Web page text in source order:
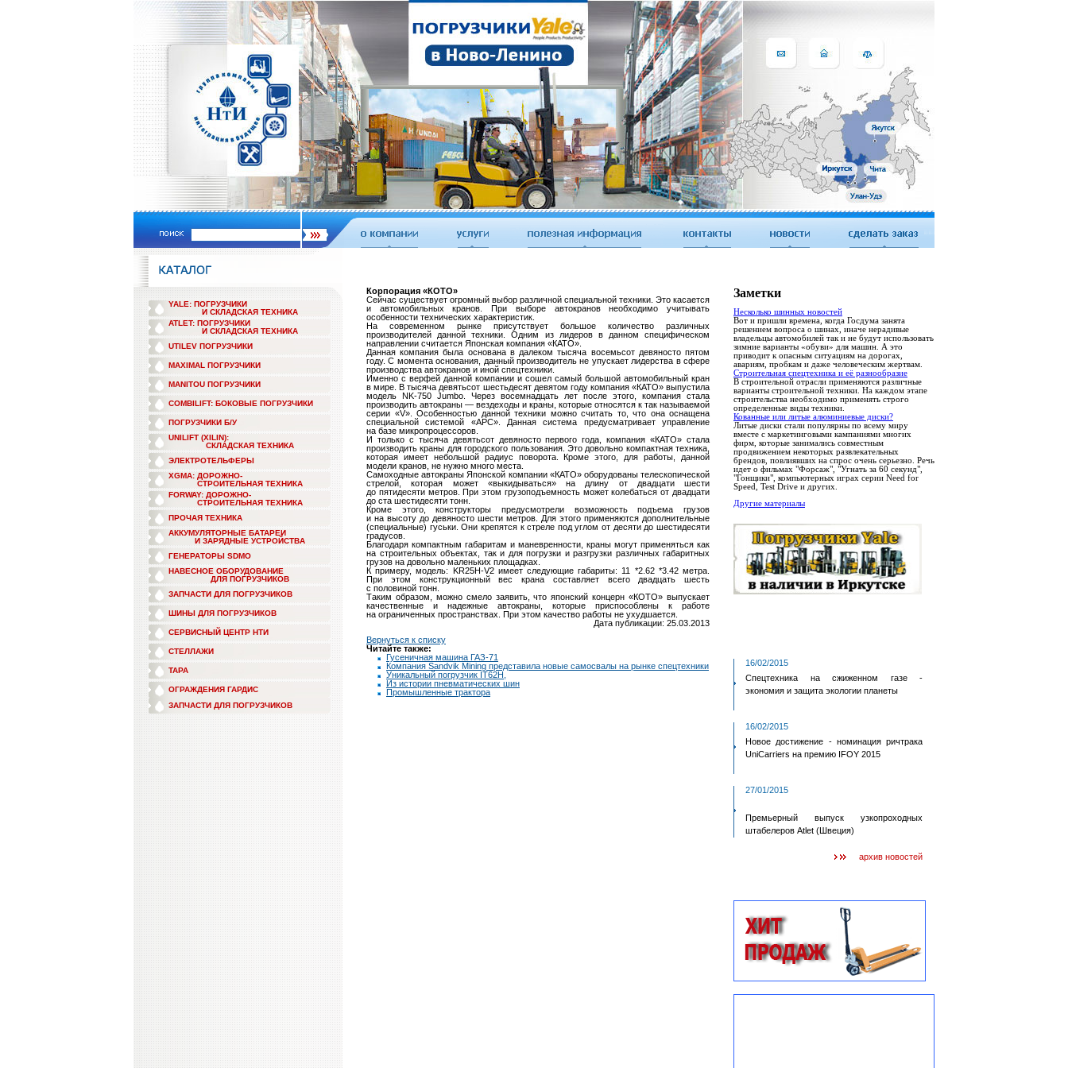
YALE: ПОГРУЗЧИКИ
И СКЛАДСКАЯ ТЕХНИКА
ATLET: ПОГРУЗЧИКИ
И СКЛАДСКАЯ ТЕХНИКА
UTILEV ПОГРУЗЧИКИ
MAXIMAL ПОГРУЗЧИКИ
MANITOU ПОГРУЗЧИКИ
COMBILIFT: БОКОВЫЕ ПОГРУЗЧИКИ
ПОГРУЗЧИКИ Б/У
UNILIFT (XILIN):
СКЛАДСКАЯ ТЕХНИКА
ЭЛЕКТРОТЕЛЬФЕРЫ
XGMA: ДОРОЖНО-
СТРОИТЕЛЬНАЯ ТЕХНИКА
FORWAY: ДОРОЖНО-
СТРОИТЕЛЬНАЯ ТЕХНИКА
ПРОЧАЯ ТЕХНИКА
АККУМУЛЯТОРНЫЕ БАТАРЕИ
И ЗАРЯДНЫЕ УСТРОЙСТВА
ГЕНЕРАТОРЫ SDMO
НАВЕСНОЕ ОБОРУДОВАНИЕ
ДЛЯ ПОГРУЗЧИКОВ
ЗАПЧАСТИ ДЛЯ ПОГРУЗЧИКОВ
ШИНЫ ДЛЯ ПОГРУЗЧИКОВ
СЕРВИСНЫЙ ЦЕНТР НТИ
СТЕЛЛАЖИ
ТАРА
ОГРАЖДЕНИЯ ГАРДИС
ЗАПЧАСТИ ДЛЯ ПОГРУЗЧИКОВ
Корпорация «КОТО»
Сейчас существует огромный выбор различной специальной техники. Это касается
и автомобильных кранов. При выборе автокранов необходимо учитывать
особенности технических характеристик.
На современном рынке присутствует большое количество различных
производителей данной техники. Одним из лидеров в данном специфическом
направлении считается Японская компания «КАТО».
Данная компания была основана в далеком тысяча восемьсот девяносто пятом
году. С момента основания, данный производитель не упускает лидерства в сфере
производства автокранов и иной спецтехники.
Именно с верфей данной компании и сошел самый большой автомобильный кран
в мире. В тысяча девятьсот шестьдесят девятом году компания «КАТО» выпустила
модель NK-750 Jumbo. Через восемнадцать лет после этого, компания стала
производить автокраны — вездеходы и краны, которые относятся к так называемой
серии «V». Особенностью данной техники можно считать то, что она оснащена
специальной системой «АРС». Данная система предусматривает управление
на базе микропроцессоров.
И только с тысяча девятьсот девяносто первого года, компания «КАТО» стала
производить краны для городского пользования. Это довольно компактная техника,
которая имеет небольшой радиус поворота. Кроме этого, для работы, данной
модели кранов, не нужно много места.
Самоходные автокраны Японской компании «КАТО» оборудованы телескопической
стрелой, которая может «выкидываться» на длину от двадцати шести
до пятидесяти метров. При этом грузоподъемность может колебаться от двадцати
до ста шестидесяти тонн.
Кроме этого, конструкторы предусмотрели возможность подъема грузов
и на высоту до девяносто шести метров. Для этого применяются дополнительные
(специальные) гуськи. Они крепятся к стреле под углом от десяти до шестидесяти
градусов.
Благодаря компактным габаритам и маневренности, краны могут применяться как
на строительных объектах, так и для погрузки и разгрузки различных габаритных
грузов на довольно маленьких площадках.
К примеру, модель: KR25H-V2имеет следующие габариты: 11 *2.62 *3.42 метра.
При этом конструкционный вес крана составляет всего двадцать шесть
с половиной тонн.
Таким образом, можно смело заявить, что японский концерн «КОТО» выпускает
качественные и надежные автокраны, которые приспособлены к работе
на ограниченных пространствах. При этом качество работы не ухудшается.
Дата публикации: 25.03.2013
Вернуться к списку
Читайте также:
Гусеничная машина ГАЗ-71
Компания Sandvik Mining представила новые самосвалы на рынке спецтехники
Уникальный погрузчик IT62H,
Из истории пневматических шин
Промышленные трактора
Заметки
Несколько шинных новостей
Вот и пришли времена, когда Госдума занята
решением вопроса о шинах, иначе нерадивые
владельцы автомобилей так и не будут использовать
зимние варианты «обуви» для машин. А это
приводит к опасным ситуациям на дорогах,
авариям, пробкам и даже человеческим жертвам.
Строительная спецтехника и её разнообразие
В строительной отрасли применяются различные
варианты строительной техники. На каждом этапе
строительства необходимо применять строго
определенные виды техники.
Кованные или литые алюминиевые диски?
Литые диски стали популярны по всему миру
вместе с маркетинговыми кампаниями многих
фирм, которые занимались совместным
продвижением некоторых развлекательных
брендов, повлиявших на спрос очень серьезно. Речь
идет о фильмах "Форсаж", "Угнать за 60 секунд",
"Гонщики", компьютерных играх серии Need for
Speed, Test Drive и других.
Другие материалы
16/02/2015
Спецтехника на сжиженном газе -
экономия и защита экологии планеты
16/02/2015
Новое достижение - номинация ричтрака
UniCarriers на премию IFOY 2015
27/01/2015
Премьерный выпуск узкопроходных
штабелеров Atlet (Швеция)
архив новостей